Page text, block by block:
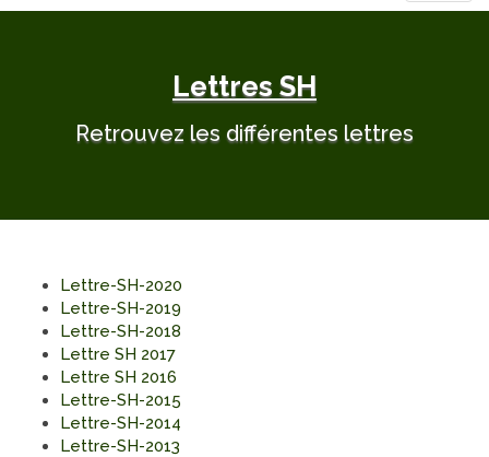
Lettres SH
Retrouvez les différentes lettres
Lettre-SH-2020
Lettre-SH-2019
Lettre-SH-2018
Lettre SH 2017
Lettre SH 2016
Lettre-SH-2015
Lettre-SH-2014
Lettre-SH-2013